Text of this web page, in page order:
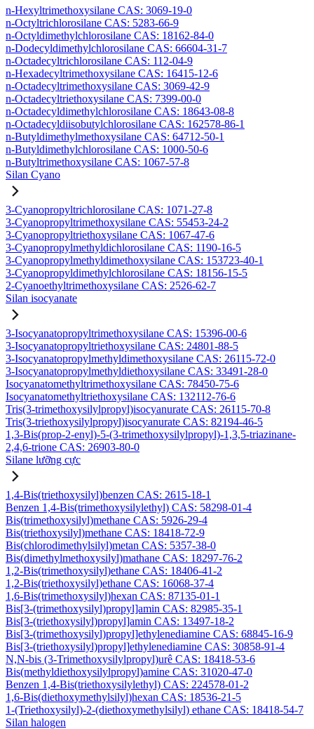
n-Hexyltrimethoxysilane CAS: 3069-19-0
n-Octyltrichlorosilane CAS: 5283-66-9
n-Octyldimethylchlorosilane CAS: 18162-84-0
n-Dodecyldimethylchlorosilane CAS: 66604-31-7
n-Octadecyltrichlorosilane CAS: 112-04-9
n-Hexadecyltrimethoxysilane CAS: 16415-12-6
n-Octadecyltrimethoxysilane CAS: 3069-42-9
n-Octadecyltriethoxysilane CAS: 7399-00-0
n-Octadecyldimethylchlorosilane CAS: 18643-08-8
n-Octadecyldiisobutylchlorosilane CAS: 162578-86-1
n-Butyldimethylmethoxysilane CAS: 64712-50-1
n-Butyldimethylchlorosilane CAS: 1000-50-6
n-Butyltrimethoxysilane CAS: 1067-57-8
Silan Cyano
3-Cyanopropyltrichlorosilane CAS: 1071-27-8
3-Cyanopropyltrimethoxysilane CAS: 55453-24-2
3-Cyanopropyltriethoxysilane CAS: 1067-47-6
3-Cyanopropylmethyldichlorosilane CAS: 1190-16-5
3-Cyanopropylmethyldimethoxysilane CAS: 153723-40-1
3-Cyanopropyldimethylchlorosilane CAS: 18156-15-5
2-Cyanoethyltrimethoxysilane CAS: 2526-62-7
Silan isocyanate
3-Isocyanatopropyltrimethoxysilane CAS: 15396-00-6
3-Isocyanatopropyltriethoxysilane CAS: 24801-88-5
3-Isocyanatopropylmethyldimethoxysilane CAS: 26115-72-0
3-Isocyanatopropylmethyldiethoxysilane CAS: 33491-28-0
Isocyanatomethyltrimethoxysilane CAS: 78450-75-6
Isocyanatomethyltriethoxysilane CAS: 132112-76-6
Tris(3-trimethoxysilylpropyl)isocyanurate CAS: 26115-70-8
Tris(3-triethoxysilylpropyl)isocyanurate CAS: 82194-46-5
1,3-Bis(prop-2-enyl)-5-(3-trimethoxysilylpropyl)-1,3,5-triazinane-
2,4,6-trione CAS: 26903-80-0
Silane lưỡng cực
1,4-Bis(triethoxysilyl)benzen CAS: 2615-18-1
Benzen 1,4-Bis(trimethoxysilylethyl) CAS: 58298-01-4
Bis(trimethoxysilyl)methane CAS: 5926-29-4
Bis(triethoxysilyl)methane CAS: 18418-72-9
Bis(chlorodimethylsilyl)metan CAS: 5357-38-0
Bis(dimethylmethoxysilyl)mathane CAS: 18297-76-2
1,2-Bis(trimethoxysilyl)ethane CAS: 18406-41-2
1,2-Bis(triethoxysilyl)ethane CAS: 16068-37-4
1,6-Bis(trimethoxysilyl)hexan CAS: 87135-01-1
Bis[3-(trimethoxysilyl)propyl]amin CAS: 82985-35-1
Bis[3-(triethoxysilyl)propyl]amin CAS: 13497-18-2
Bis[3-(trimethoxysilyl)propyl]ethylenediamine CAS: 68845-16-9
Bis[3-(triethoxysilyl)propyl]ethylenediamine CAS: 30858-91-4
N,N-bis (3-Trimethoxysilylpropyl)urê CAS: 18418-53-6
Bis(methyldiethoxysilylpropyl)amine CAS: 31020-47-0
Benzen 1,4-Bis(triethoxysilylethyl) CAS: 224578-01-2
1,6-Bis(diethoxymethylsilyl)hexan CAS: 18536-21-5
1-(Triethoxysilyl)-2-(diethoxymethylsilyl) ethane CAS: 18418-54-7
Silan halogen